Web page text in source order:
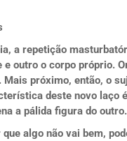
a repetição
outro o corpo próprio.
próximo, então, o
deste novo laço
a pálida figura do outro.
algo não vai bem,